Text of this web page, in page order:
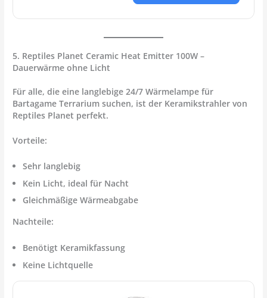
5. Reptiles Planet Ceramic Heat Emitter 100W –
Dauerwärme ohne Licht
Für alle, die eine langlebige 24/7 Wärmelampe für
Bartagame Terrarium suchen, ist der Keramikstrahler von
Reptiles Planet perfekt.
Vorteile:
Sehr langlebig
Kein Licht, ideal für Nacht
Gleichmäßige Wärmeabgabe
Nachteile:
Benötigt Keramikfassung
Keine Lichtquelle